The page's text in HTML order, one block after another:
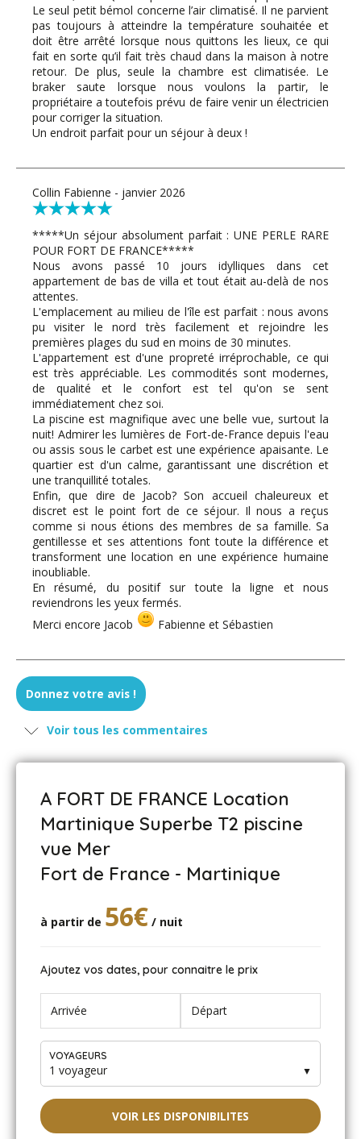
Le seul petit bémol concerne l’air climatisé. Il ne parvient
pas toujours à atteindre la température souhaitée et
doit être arrêté lorsque nous quittons les lieux, ce qui
fait en sorte qu’il fait très chaud dans la maison à notre
retour. De plus, seule la chambre est climatisée. Le
braker saute lorsque nous voulons la partir, le
propriétaire a toutefois prévu de faire venir un électricien
pour corriger la situation.
Un endroit parfait pour un séjour à deux !
Collin Fabienne - janvier 2026
*****Un séjour absolument parfait : UNE PERLE RARE
POUR FORT DE FRANCE*****
Nous avons passé 10 jours idylliques dans cet
appartement de bas de villa et tout était au-delà de nos
attentes.
L'emplacement au milieu de l'île est parfait : nous avons
pu visiter le nord très facilement et rejoindre les
premières plages du sud en moins de 30 minutes.
L'appartement est d'une propreté irréprochable, ce qui
est très appréciable. Les commodités sont modernes,
de qualité et le confort est tel qu'on se sent
immédiatement chez soi.
La piscine est magnifique avec une belle vue, surtout la
nuit! Admirer les lumières de Fort-de-France depuis l'eau
ou assis sous le carbet est une expérience apaisante. Le
quartier est d'un calme, garantissant une discrétion et
une tranquillité totales.
Enfin, que dire de Jacob? Son accueil chaleureux et
discret est le point fort de ce séjour. Il nous a reçus
comme si nous étions des membres de sa famille. Sa
gentillesse et ses attentions font toute la différence et
transforment une location en une expérience humaine
inoubliable.
En résumé, du positif sur toute la ligne et nous
reviendrons les yeux fermés.
Merci encore Jacob
Fabienne et Sébastien
Merci à monsieur Do à su être présent pour les imprévu,
KUBIK - avril 2025
Arrivée sans difficulté malgré le Carnaval, excellent
accueil par le propriétaire, logement impeccable, piscine
magnifique, entourée de verdure, beau carbet très
homme discret et chaleureux !
ADAM - mai 2024
Tout était parfait, maison bien placée, piscine au top. Et
excellent contact.
A recommander.
Chassy - février 2024
Donnez votre avis !
Voir tous les commentaires
A FORT DE FRANCE Location
Martinique Superbe T2 piscine
vue Mer
Fort de France - Martinique
à partir de 56€ / nuit
Ajoutez vos dates, pour connaitre le prix
VOYAGEURS
1 voyageur ▼
VOIR LES DISPONIBILITES